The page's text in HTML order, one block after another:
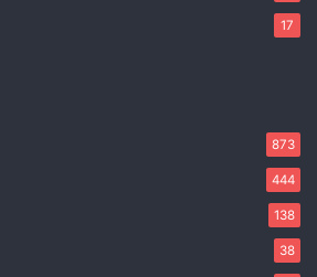
17
873
444
138
38